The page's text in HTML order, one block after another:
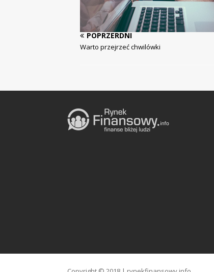
POPRZERDNI
Warto przejrzeć chwilówki